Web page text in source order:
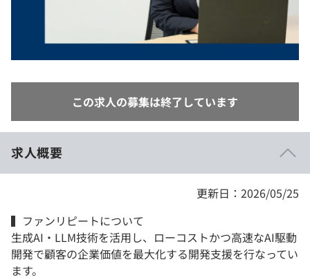
学校向けプラン
この求人の募集は終了しています
求人概要
更新日：2026/05/25
▍ファンリピートについて
生成AI・LLM技術を活用し、ローコストかつ高速なAI駆動
開発で顧客の企業価値を最大化する開発支援を行なってい
ます。